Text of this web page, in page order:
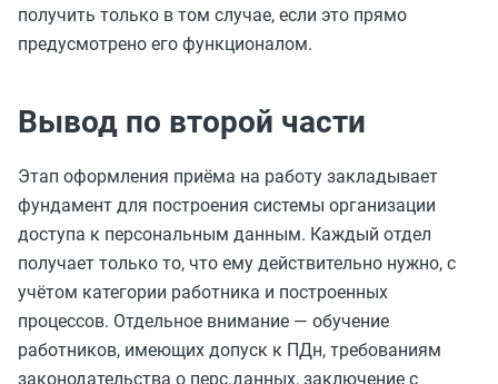
получить только в том случае, если это прямо
предусмотрено его функционалом.
Вывод по второй части
Этап оформления приёма на работу закладывает
фундамент для построения системы организации
доступа к персональным данным. Каждый отдел
получает только то, что ему действительно нужно, с
учётом категории работника и построенных
процессов. Отдельное внимание — обучение
работников, имеющих допуск к ПДн, требованиям
законодательства о перс.данных, заключение с